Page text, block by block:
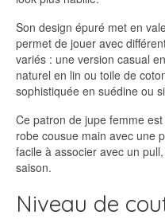
Son design épuré met en
permet de jouer avec
variés : une version casual
naturel en lin ou toile de
sophistiquée en suédine ou
Ce patron de jupe femme
robe cousue main avec une
facile à associer avec un
saison.
Niveau de